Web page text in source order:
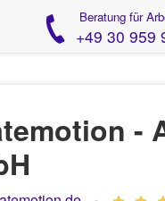
Beratung für
+49 30 959
-